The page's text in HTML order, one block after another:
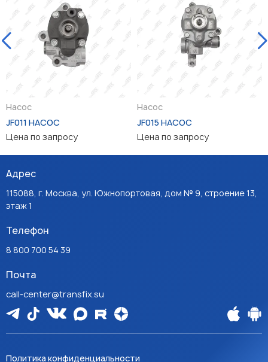
Насос
JF011 НАСОС
Цена по запросу
Насос
JF015 НАСОС
Цена по запросу
Адрес
115088, г. Москва, ул. Южнопортовая, дом № 9, строение 13,
этаж 1
Телефон
8 800 700 54 39
Почта
call-center@transfix.su
Политика конфиденциальности